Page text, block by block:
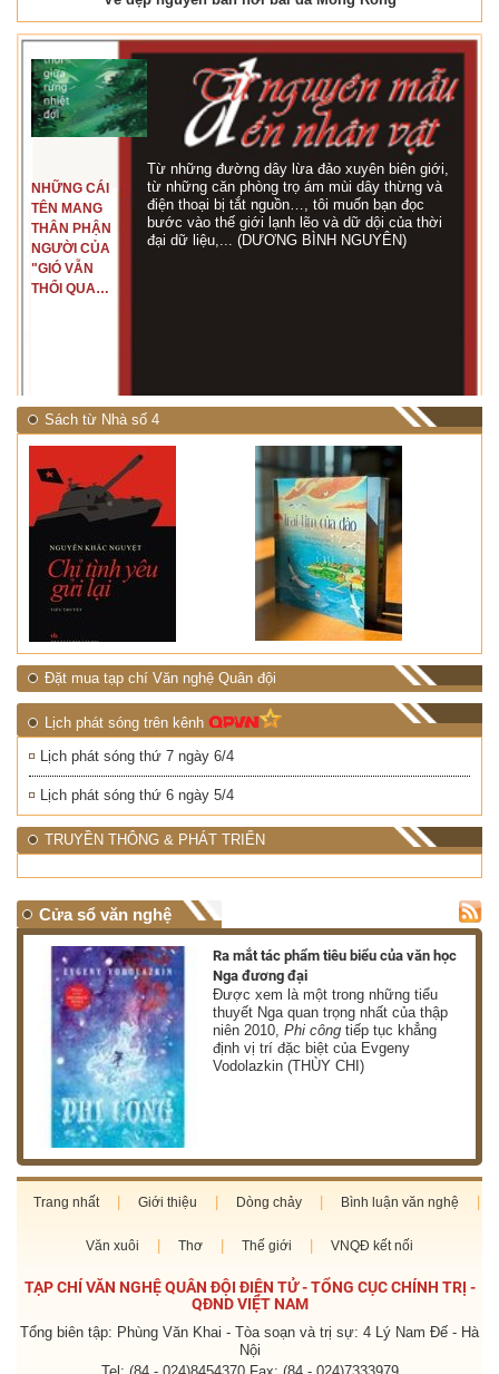
NHỮNG CÁI
TÊN MANG
THÂN PHẬN
NGƯỜI CỦA
"GIÓ VẪN
THỔI QUA
Từ những đường dây lừa đảo xuyên biên giới,
từ những căn phòng trọ ám mùi dây thừng và
điện thoại bị tắt nguồn…, tôi muốn bạn đọc
bước vào thế giới lạnh lẽo và dữ dội của thời
đại dữ liệu,... (DƯƠNG BÌNH NGUYÊN)
Sách từ Nhà số 4
Đặt mua tạp chí Văn nghệ Quân đội
Lịch phát sóng trên kênh
Lịch phát sóng thứ 7 ngày 6/4
Lịch phát sóng thứ 6 ngày 5/4
TRUYỀN THÔNG & PHÁT TRIỂN
Cửa sổ văn nghệ
Ra mắt tác phẩm tiêu biểu của văn học
Nga đương đại
Được xem là một trong những tiểu
thuyết Nga quan trọng nhất của thập
niên 2010,Phi công tiếp tục khẳng
định vị trí đặc biệt của Evgeny
Vodolazkin (THÙY CHI)
Trang nhất Giới thiệu Dòng chảy Bình luận văn nghệ
Văn xuôi Thơ Thế giới VNQĐ kết nối
TẠP CHÍ VĂN NGHỆ QUÂN ĐỘI ĐIỆN TỬ - TỔNG CỤC CHÍNH TRỊ -
QĐND VIỆT NAM
Tổng biên tập: Phùng Văn Khai - Tòa soạn và trị sự: 4 Lý Nam Đế - Hà
Nội